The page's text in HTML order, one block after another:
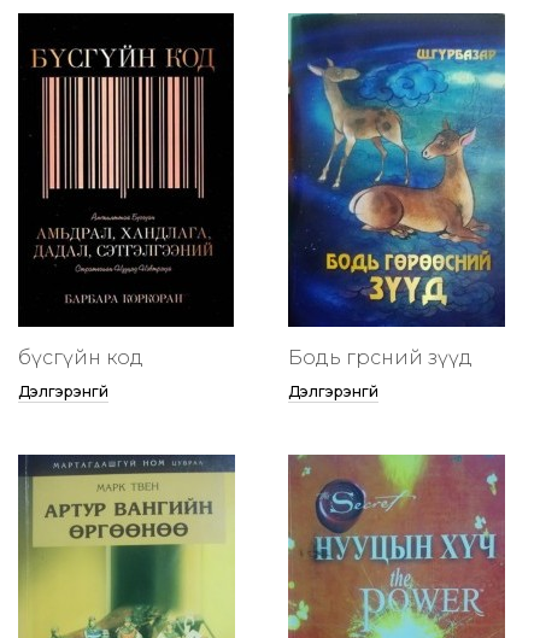
бүсгүйн код
Дэлгэрэнгүй
Бодь гөрөөсний зүүд
Дэлгэрэнгүй